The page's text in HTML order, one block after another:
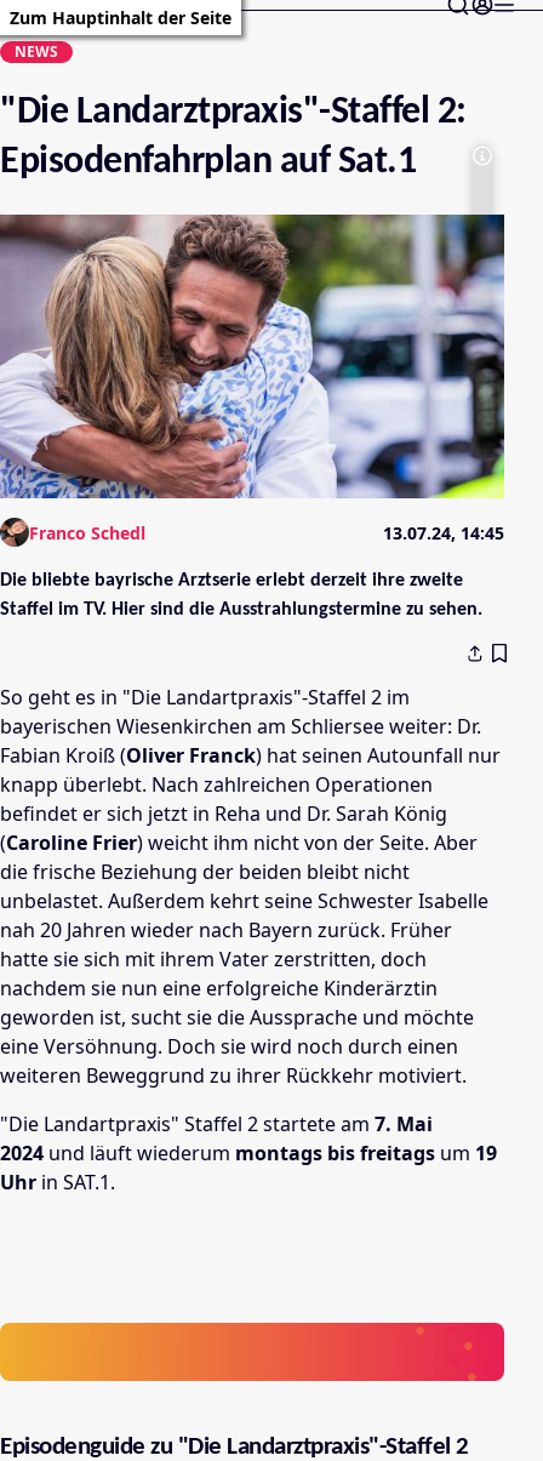
Zum Hauptinhalt der Seite
NEWS
"Die Landarztpraxis"-Staffel 2:
Episodenfahrplan auf Sat.1
Franco Schedl 13.07.24, 14:45
Die bliebte bayrische Arztserie erlebt derzeit ihre zweite
Staffel im TV. Hier sind die Ausstrahlungstermine zu sehen.
So geht es in "Die Landartpraxis"-Staffel 2 im
bayerischen Wiesenkirchen am Schliersee weiter: Dr.
Fabian Kroiß (Oliver Franck) hat seinen Autounfall nur
knapp überlebt. Nach zahlreichen Operationen
befindet er sich jetzt in Reha und Dr. Sarah König
(Caroline Frier) weicht ihm nicht von der Seite. Aber
die frische Beziehung der beiden bleibt nicht
unbelastet. Außerdem kehrt seine Schwester Isabelle
nah 20 Jahren wieder nach Bayern zurück. Früher
hatte sie sich mit ihrem Vater zerstritten, doch
nachdem sie nun eine erfolgreiche Kinderärztin
geworden ist, sucht sie die Aussprache und möchte
eine Versöhnung. Doch sie wird noch durch einen
weiteren Beweggrund zu ihrer Rückkehr motiviert.
"Die Landartpraxis" Staffel 2 startete am 7. Mai
2024 und läuft wiederum montags bis freitags um 19
Uhr in SAT.1.
Episodenguide zu "Die Landarztpraxis"-Staffel 2